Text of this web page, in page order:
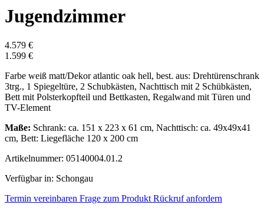
Jugendzimmer
4.579 €
1.599 €
Farbe weiß matt/Dekor atlantic oak hell, best. aus: Drehtürenschrank
3trg., 1 Spiegeltüre, 2 Schubkästen, Nachttisch mit 2 Schübkästen,
Bett mit Polsterkopfteil und Bettkasten, Regalwand mit Türen und
TV-Element
Maße: Schrank: ca. 151 x 223 x 61 cm, Nachttisch: ca. 49x49x41
cm, Bett: Liegefläche 120 x 200 cm
Artikelnummer: 05140004.01.2
Verfügbar in: Schongau
Termin vereinbaren Frage zum Produkt Rückruf anfordern